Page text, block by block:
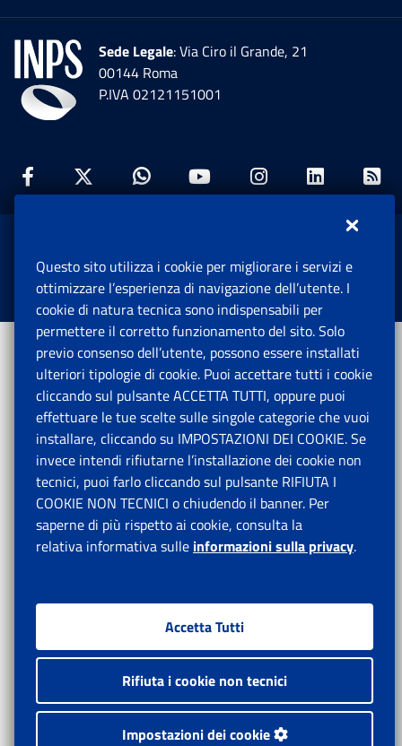
Sede Legale: Via Ciro il Grande, 21
00144 Roma
P.IVA 02121151001
Facebook: Apre una nuova finestra
Twitter: Apre una nuova finestra
Whatsapp: Apre una nuova
Youtube: Apre una
Instagram:
Istituto Nazionale Previdenza Sociale.
Tutti i diritti riservati.
Questo sito utilizza i cookie per migliorare i servizi e
ottimizzare l’esperienza di navigazione dell’utente. I
cookie di natura tecnica sono indispensabili per
permettere il corretto funzionamento del sito. Solo
previo consenso dell’utente, possono essere installati
ulteriori tipologie di cookie. Puoi accettare tutti i cookie
cliccando sul pulsante ACCETTA TUTTI, oppure puoi
effettuare le tue scelte sulle singole categorie che vuoi
installare, cliccando su IMPOSTAZIONI DEI COOKIE. Se
invece intendi rifiutarne l’installazione dei cookie non
tecnici, puoi farlo cliccando sul pulsante RIFIUTA I
COOKIE NON TECNICI o chiudendo il banner. Per
saperne di più rispetto ai cookie, consulta la
relativa informativa sulle informazioni sulla privacy.
Accetta Tutti
Rifiuta i cookie non tecnici
Impostazioni dei cookie